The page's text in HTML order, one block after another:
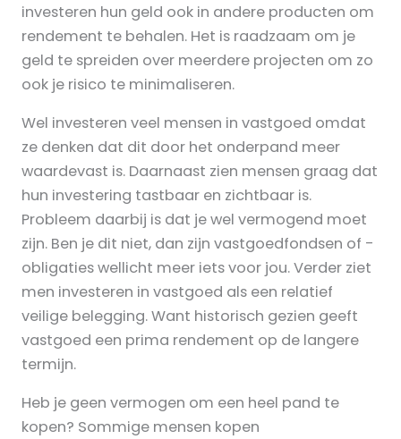
investeren hun geld ook in andere producten om
rendement te behalen. Het is raadzaam om je
geld te spreiden over meerdere projecten om zo
ook je risico te minimaliseren.
Wel investeren veel mensen in vastgoed omdat
ze denken dat dit door het onderpand meer
waardevast is. Daarnaast zien mensen graag dat
hun investering tastbaar en zichtbaar is.
Probleem daarbij is dat je wel vermogend moet
zijn. Ben je dit niet, dan zijn vastgoedfondsen of -
obligaties wellicht meer iets voor jou. Verder ziet
men investeren in vastgoed als een relatief
veilige belegging. Want historisch gezien geeft
vastgoed een prima rendement op de langere
termijn.
Heb je geen vermogen om een heel pand te
kopen? Sommige mensen kopen